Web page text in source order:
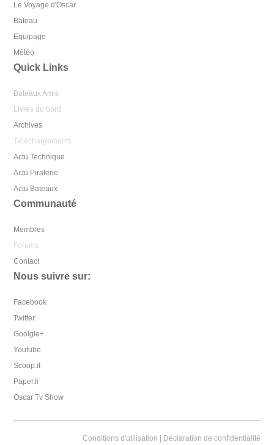
Le Voyage d'Oscar
Bateau
Equipage
Météo
Quick Links
Bateaux Amis
Livres du bord
Archives
Téléchargements
Actu Technique
Actu Piraterie
Actu Bateaux
Communauté
Membres
Forums
Contact
Nous suivre sur:
Facebook
Twitter
Goolgle+
Youtube
Scoop.it
Paper.li
Oscar Tv Show
Conditions d'utilisation Déclaration de confidentialité